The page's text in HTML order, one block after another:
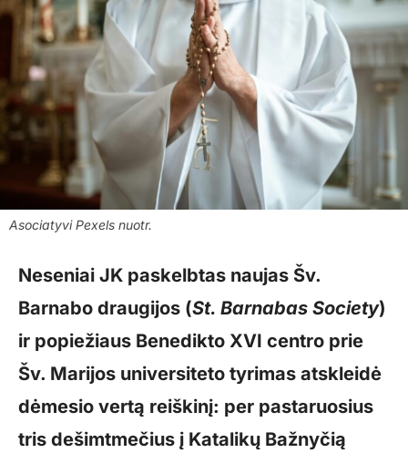
Asociatyvi Pexels nuotr.
Neseniai JK paskelbtas naujas Šv.
Barnabo draugijos (St. Barnabas Society)
ir popiežiaus Benedikto XVI centro prie
Šv. Marijos universiteto tyrimas atskleidė
dėmesio vertą reiškinį: per pastaruosius
tris dešimtmečius į Katalikų Bažnyčią